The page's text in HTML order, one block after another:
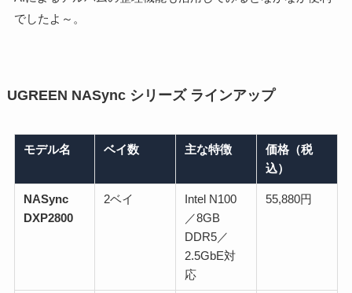
でしたよ～。
UGREEN NASync シリーズ ラインアップ
モデル名 ベイ数 主な特徴
価格（税
込）
NASync
DXP2800
2ベイ
Intel N100
／8GB
DDR5／
2.5GbE対
応
55,880円